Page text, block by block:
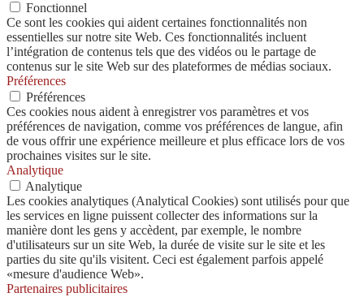
Fonctionnel
Ce sont les cookies qui aident certaines fonctionnalités non
essentielles sur notre site Web. Ces fonctionnalités incluent
l’intégration de contenus tels que des vidéos ou le partage de
contenus sur le site Web sur des plateformes de médias sociaux.
Préférences
Préférences
Ces cookies nous aident à enregistrer vos paramètres et vos
préférences de navigation, comme vos préférences de langue, afin
de vous offrir une expérience meilleure et plus efficace lors de vos
prochaines visites sur le site.
Analytique
Analytique
Les cookies analytiques (Analytical Cookies) sont utilisés pour que
les services en ligne puissent collecter des informations sur la
manière dont les gens y accèdent, par exemple, le nombre
d'utilisateurs sur un site Web, la durée de visite sur le site et les
parties du site qu'ils visitent. Ceci est également parfois appelé
«mesure d'audience Web».
Partenaires publicitaires